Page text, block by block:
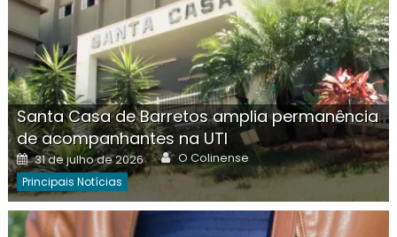
Santa Casa de Barretos amplia permanência
de acompanhantes na UTI
Posted
on
31 de julho de 2026 Author
O Colinense
Principais Notícias